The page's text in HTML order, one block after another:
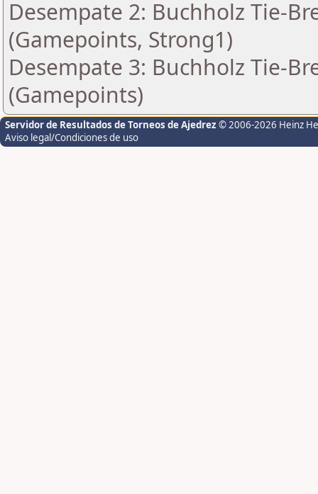
Desempate 2: Buchholz Tie-
(Gamepoints, Strong1)
Desempate 3: Buchholz Tie-
(Gamepoints)
Servidor de Resultados de Torneos de Ajedrez © 2006-2026 Heinz
Aviso legal/Condiciones de uso